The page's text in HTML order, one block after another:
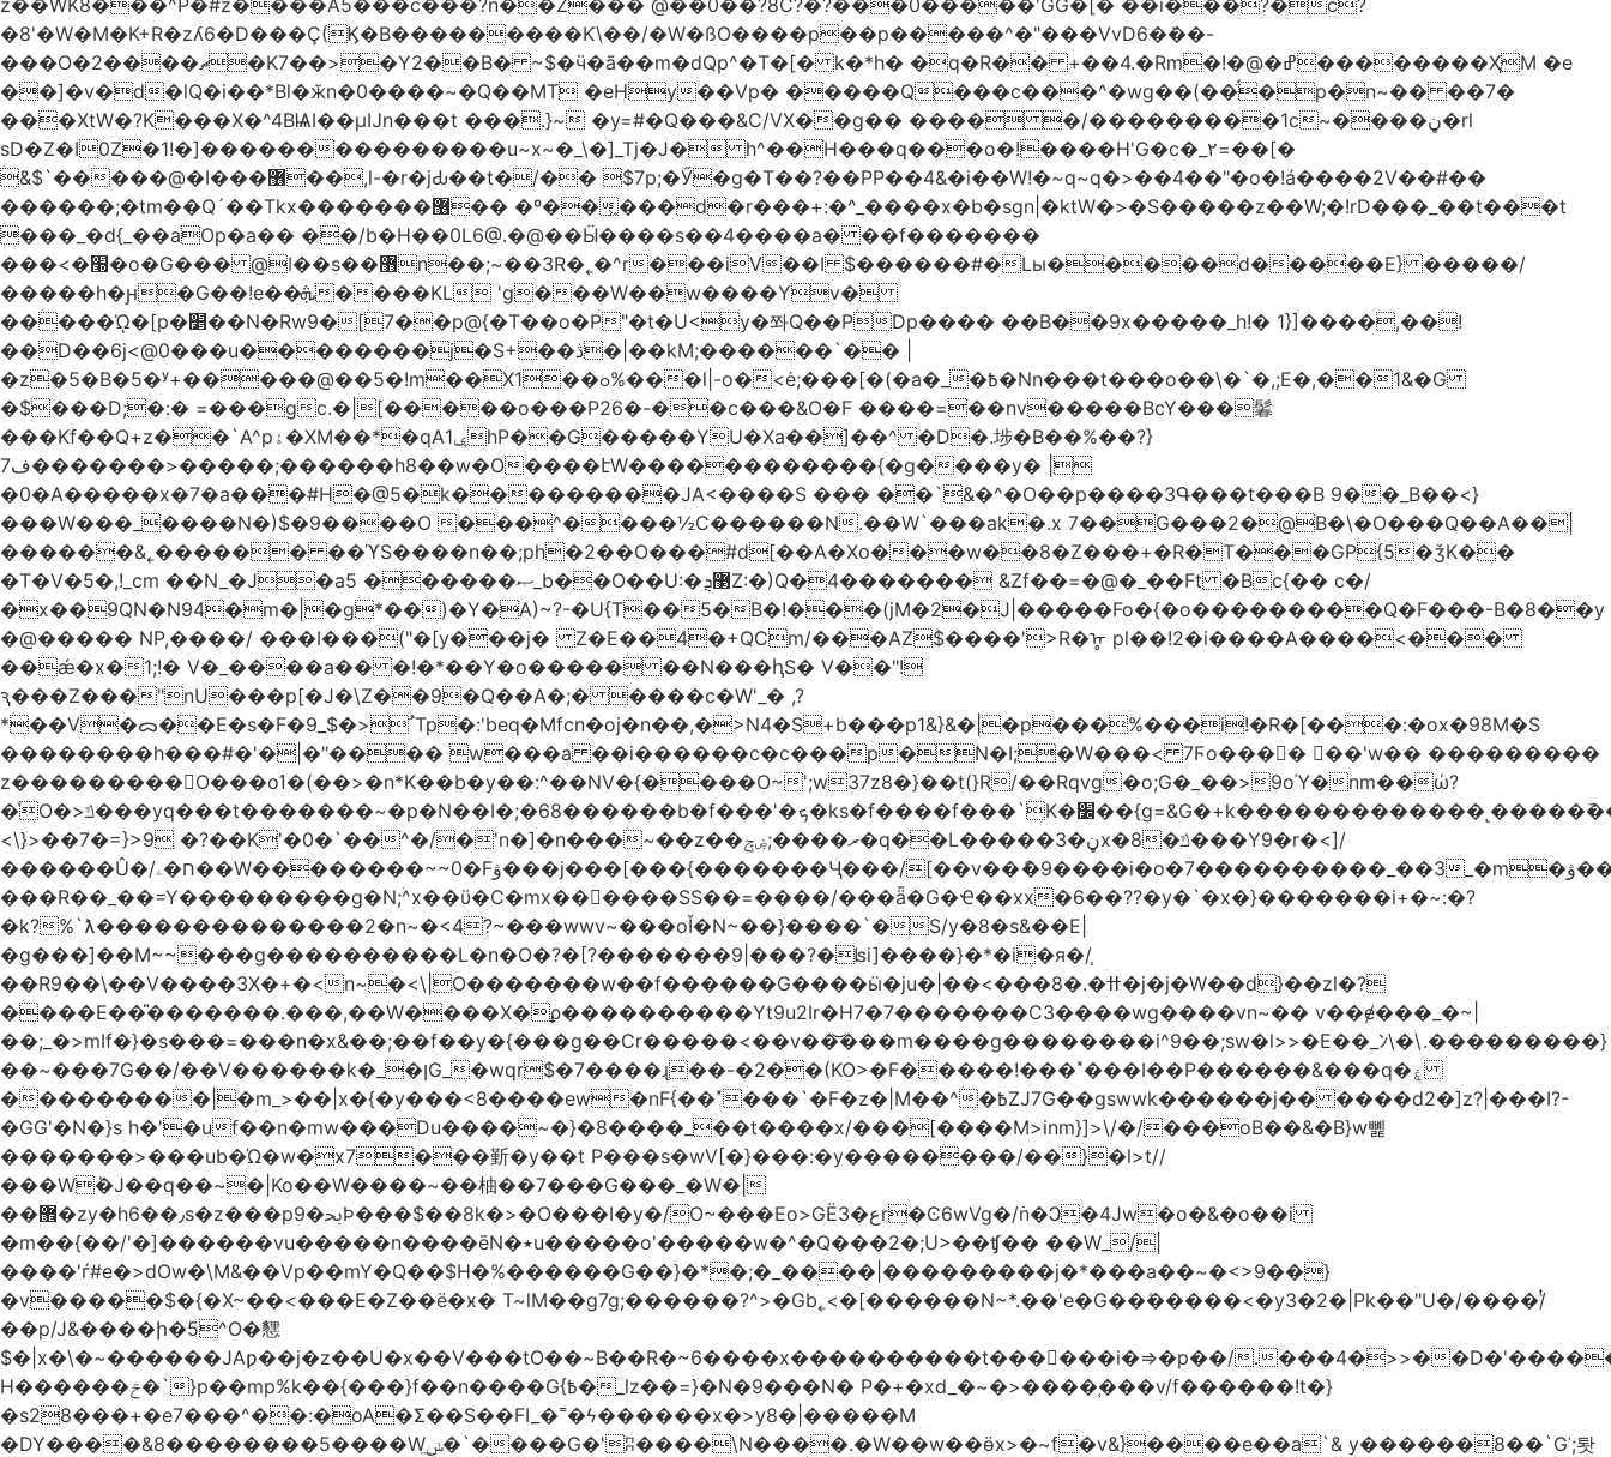
z��WK8���^P�#z����A5���c���?n��Z��� @��0��?8C?�?���0�����'GG�[� ��ǐ���?�ċ?
�8'�W�M�K+R�zʎ6�D���Ç(Ϗ�B���������Ƙ\��/�W�ßO����p��p�����^�"���VvD6�݁��-
���O�2����ޗ�K7��>�Y2��B� ~$�ӵ�ã��m�dQp^�T�[� k�*h� �q�R�� +��4.�Rm�!�@�ߝ��������ҲM �e
̎��]�v�d�lQ�i��*Bl�ӂn�0����~�Q��MT �eHy��Vp� �����Q���c���^�wg��(��̈́�p�n~�� ��7�
���XtW�?K���X�^4BѨI��μĲn���t ���.}~ �y=#�Q���&C/VX��g�� ���� �/���������1c~����ڼ�rl
sD�Z�I0Z�1!�]���������������u~x~�_\�]_Tj�J� h^��H���q���o�!����H'G�c�_٢=��[�
&$`�����@�Ӏ���޶��,l-�r�jԂ��t�/�� $7p;�Ӳ�g�T��?��PP��4&�i��W!�~q~q�>��4��"�o�!á����2V��#��
������;�tm��Q´��Tkx�������޶�� �º��͖���d�r���+:�^_����x�b�sgn|�ktW�>�S�����z��W;�!rD���_��t���t
���_�d{_��aOp�a�� ��/b�H��0L6@.�@��Ӹ����s��4����a� ��f�������
���<�׭�o�G��� @ǀ��s��޻n��;~��3R�˿�^r���iV��I $������#�Lы�����d�����E} �����/
�����h�ԩ�G��!e��ܞ����KL 'g���W��w����Yv�
�����ᾨ�[p�׵��N�Rw9�[7��p@{�T��o�P"�t�U<y�쫘Q��PDp���� ��B��9x�����_h!� 1}]����,��!
��D��6j<@0���u��������j�S+��ڎ�|��kM;������`�� |
�z�5�B�5�ʸ+�����@��5�!m��X1��ߋ%���l|-o�<ė;���[�(�a�_�߿�Nn���t���o��\�`�,;E�,��1&�G
�$���D;�:� =���gc.�|[�����ο���P26�-��c���&O�F ����=��nv�����BcY���鬊
���Kf��Q+z��`A^pۀ�XM��*�qAݷ1hP��G�����YU�Xa��]��^ �D�.埗�B��%��?}
ف7�������>�����;������h8��w�O����էW������������{�g����y� |
�0�A�����x�7�a���#H�@5�k���������JA<����S ��� ��`&�^�O��p����3Գ���t���B 9��_B��<}
���W���_����N�)$�9����O ���^����½C������N.��W`���ak�.x 7��G���2�@B�\�O���Q��A��|
������&˿������ ��ϓS����n��;ph�2��O���#d[��A�Xօ���w��8�Z���+�R�T���GP{5�ǯK��
�T�V�5�,!_cm ��N_�J�a5 ������ޞ_b��O��U:�޳ܯZ:�)Q�4������� &Zf��=�@�_��Ft �Bc{�� c�/
�x��9QN�N94�m�|�g*��)�Y�A)~?-�U{T��5�B�!���(jM�2�J|�����Fo�{�o���������Q�F���-B�8��y
�@����� NP,����/ ���I���("�[y���j� Z�E��4�+QCm/���AZ$����'>R�ᡎ pl��!2�i����A����<���
��ǽ�x�1;!� V�_����a�� �!�*��Y�o����� ��N���ԧS� V��"!
ԇ���Z���"nU���p[�J�\Z��9�Q��A�;� ����c�W'_� ,?
*��V�ᯅ��E�s�F�ﹸ<�$_9Tp�:'beq�Mfcn�oj�n��,�>N4�S+b���p1&}&�|�p���%���i!�R�[���:�ox�98M�S
��������h���#�'�|�"���� w���a ��i������c�c���p�N�I;�W���< 7Ϝo���� ��'w�� ���������
z���������O���oߗ�(��>�n*K��b�y��:^��NV�{����O~';w37z8�}��t(}R/��Rqvg�o;G�_��>9oΎ�nm��ώ?
�ͮO�>ݿ���yq���t�������~�p�N��I�;�68������b�f���'�ܟ�ks�f����f���`K�׼��{g=&G�+k�������������˻�����݇�������re6�o�^�~��=
<\}>��7�=}>9 �?��K'�0�`��^�/�'n�]�n���~��z��ރ����;ۻݼ�q��L�����3�ڼx�8�ݿ���Y9�r�<]/
������Û�/ח�ۦ��W��������~~0�Fۋ���j���[���{�������Ҷ���/[��v��ެ�9����i�o�7����������_��3_�m�ۋ����
���R��_��=Y���������g�N;ۛ^x��ϋ�C�mx������SS��=����/���ǟ�G�Ҽ��xx�6��??�y�`�x�}�������i+�~:�?
�k?%`ƛ��������������2�n~�<4?~���wwv~���oǏ�N~��}����`�S/y�8�s&��E|
�g���]��M~~���g����������L�n�O�?�[?�������9|���?�ʪi]����}�*�i�я�/֧
��R9��\��V����3X�+�<n~�<\|O�������w��f������G����ӹ�ju�|��<���8�.�ߚ�j�j�W��d}��zl�?
����E��̎�������.���,��W����X�ϼ����������Yt9u2Ir�H7�7� ������C3����wg����vn~�� v��ɇ���_�~|
��;_�>mIf�} �s���=���n�x&��;��f��y�{���g��Cr�����<��v��͝���m����g��������i^9��;sw�l>>�E��_ﾝ\�\.���������}
��~���7G��/��V������k�_�ןG_�wqr$�7����ɻ��-�2��(KO>�F�����!���˟���I��P������&���q�ۼ
���������|�m_>��|x�{�y���<8����ew�nF{��˟���`�F�z�|M��^�߿ZJ7G��gswwk������j�� ����d2�]z?|���I?-
�GG'�N�}s h�'�uf��n�mw���Du����~�}�8����_��t����x/���[����M>inm}]>\/�/���oB��&�B}w뼱
�������>���ub�Ώ�w�x7���斳�y��t P���s�wV[�}���:�y��������/��}�l>t//
���Wٝ�J��q��~�|Ko��W����~��柚��7���G���_�W�|
��޾�zy�h6��٫s�z���p9�ﲝϷ���$��8k�>�O���I�y�/O~���Eo>GË3�عr�Ͼ6wVg�/߭n�Ͻ�4Jw�o�&�o��i
�m��{��/'�]������vu�����n����ēN�٭u�����o'�����w�^�Q���2�;U>��ʧ�� ��W_/|
����'ѓ#e�>dOw�\M&��Vp��mY�Q��$H�%������G��}�*�;�_����|���������j�*���a��~�<>9��}
�v�����$�{�X~��<���E�Z��ё�ӿ� T~lM��g7g;������?^>�Gb˿<�[������N~*.��'e�G��ܺ�����<�y3�2�|Pk��"U�/����/ͭ
��p/J&����ի�5^O�㦟
$�|x�\�~������JAƿ��j�z��U�x��V���tO��~Β��R�~6����x����������t������i�=>�p��/.���4�>>�
H������ݗ�`}p��mp%k��{���}f��n����G{߿�_lz��=}�N�9���N� P�+�xd_�~�>����֚���v/f������!t�}
�s28���+�e7���^��:�oA�Σ��S��FI_�˭�ϟ������x�>y8�|�����M
�DY����&8��������5����Wݭ͟�`����G�'ʭ����\N����.�W��w��ӫx>�~f�v&}����e��a`& y������8��`Gʾ;퇏